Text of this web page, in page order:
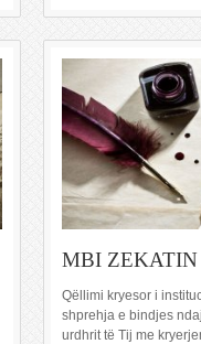
MBI ZEKATIN
Qëllimi kryesor i
shprehja e bindjes
urdhrit të Tij me